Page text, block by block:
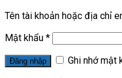
Tên tài khoản hoặc địa chỉ
Mật khẩu *
Đăng nhập
Ghi nhớ mật